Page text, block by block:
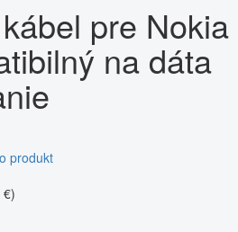
pre Nokia
na dáta
produkt
€)